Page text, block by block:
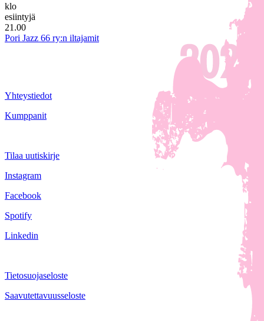
klo
esiintyjä
21.00
Pori Jazz 66 ry:n iltajamit
Yhteystiedot
Kumppanit
Tilaa uutiskirje
Instagram
Facebook
Spotify
Linkedin
Tietosuojaseloste
Saavutettavuusseloste